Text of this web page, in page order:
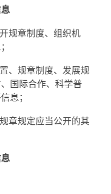
规章制度、组织机
、规章制度、发展规
国际合作、科学普
息；
章规定应当公开的其